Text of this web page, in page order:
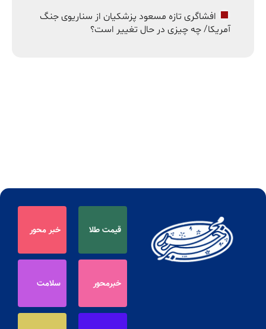
افشاگری تازه مسعود پزشکیان از سناریوی جنگ
آمریکا/ چه چیزی در حال تغییر است؟
قیمت طلا خبر محور
خبرمحور سلامت